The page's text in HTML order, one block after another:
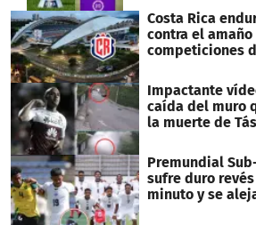
Costa Rica
contra el amaño
competiciones
Impactante
caída del muro
la muerte de
Premundial
sufre duro
minuto y se